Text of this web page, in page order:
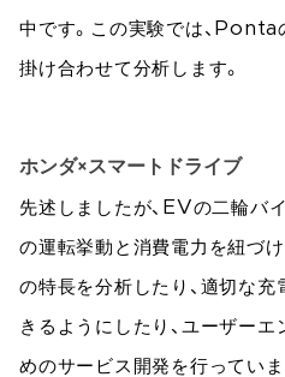
中です。この実験では、Ponta
掛け合わせて分析します。
ホンダ×スマートドライブ
先述しましたが、EVの二輪バ
の運転挙動と消費電力を紐づ
の特長を分析したり、適切な
きるようにしたり、ユーザー
めのサービス開発を行っていま